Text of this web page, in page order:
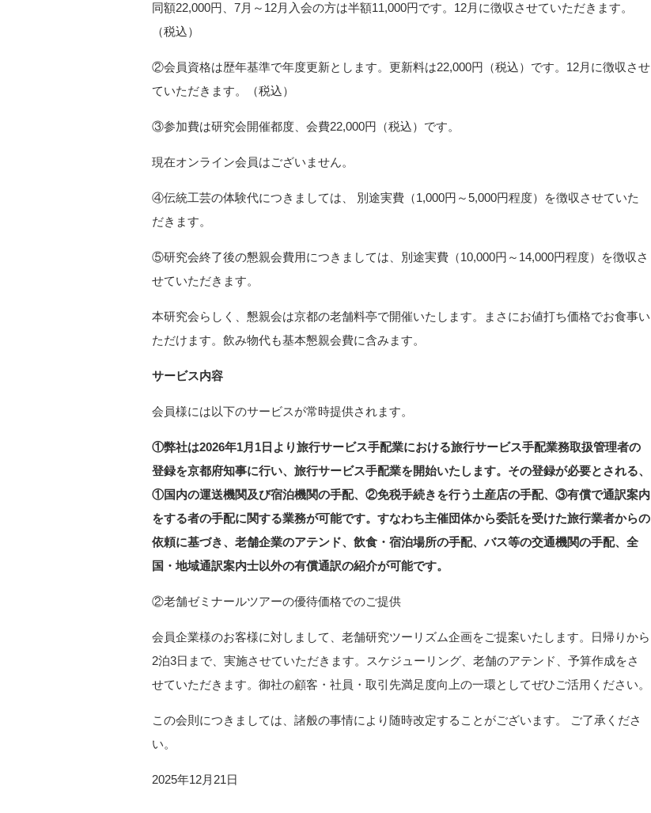
同額22,000円、7月～12月入会の方は半額11,000円です。12月に徴収させていただきます。
（税込）
②会員資格は歴年基準で年度更新とします。更新料は22,000円（税込）です。12月に徴収させ
ていただきます。（税込）
③参加費は研究会開催都度、会費22,000円（税込）です。
現在オンライン会員はございません。
④伝統工芸の体験代につきましては、 別途実費（1,000円～5,000円程度）を徴収させていた
だきます。
⑤研究会終了後の懇親会費用につきましては、別途実費（10,000円～14,000円程度）を徴収さ
せていただきます。
本研究会らしく、懇親会は京都の老舗料亭で開催いたします。まさにお値打ち価格でお食事い
ただけます。飲み物代も基本懇親会費に含みます。
サービス内容
会員様には以下のサービスが常時提供されます。
①弊社は2026年1月1日より旅行サービス手配業における旅行サービス手配業務取扱管理者の
登録を京都府知事に行い、旅行サービス手配業を開始いたします。その登録が必要とされる、
①国内の運送機関及び宿泊機関の手配、②免税手続きを行う土産店の手配、③有償で通訳案内
をする者の手配に関する業務が可能です。すなわち主催団体から委託を受けた旅行業者からの
依頼に基づき、老舗企業のアテンド、飲食・宿泊場所の手配、バス等の交通機関の手配、全
国・地域通訳案内士以外の有償通訳の紹介が可能です。
②老舗ゼミナールツアーの優待価格でのご提供
会員企業様のお客様に対しまして、老舗研究ツーリズム企画をご提案いたします。日帰りから
2泊3日まで、実施させていただきます。スケジューリング、老舗のアテンド、予算作成をさ
せていただきます。御社の顧客・社員・取引先満足度向上の一環としてぜひご活用ください。
この会則につきましては、諸般の事情により随時改定することがございます。 ご了承くださ
い。
2025年12月21日